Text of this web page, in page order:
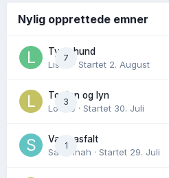
Nylig opprettede emner
7
Tynn hund
Lisen
· Startet 2. August
3
Torden og lyn
Lovise · Startet 30. Juli
1
Varm asfalt
Savannah · Startet 29. Juli